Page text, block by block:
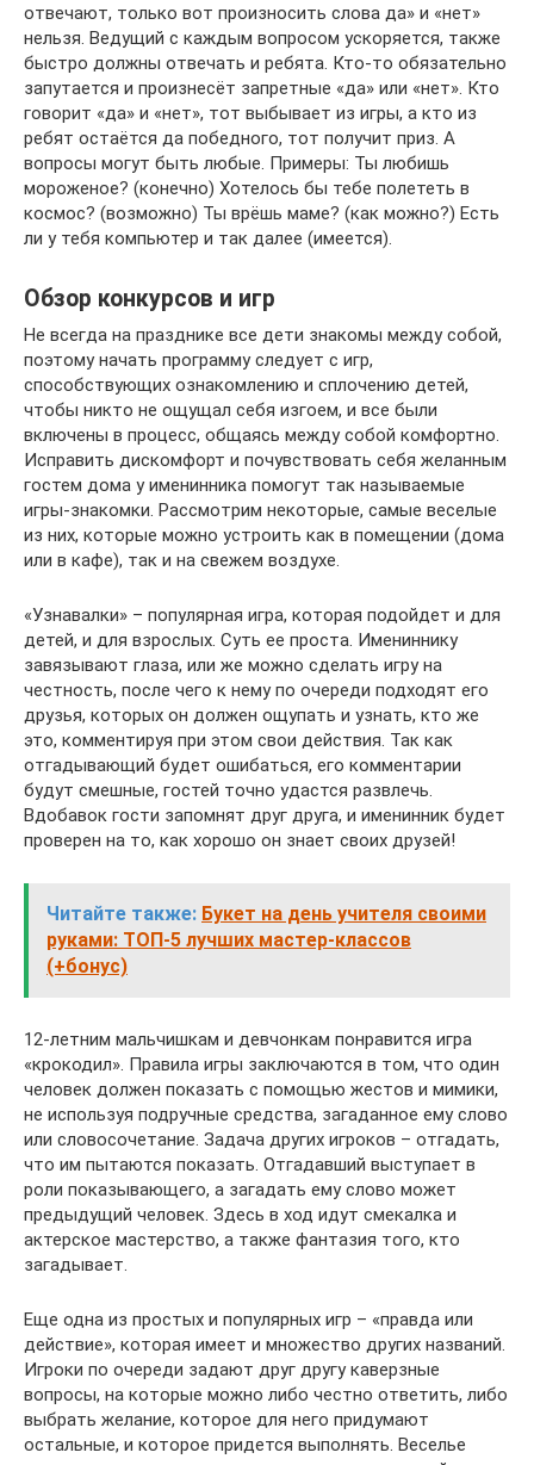
отвечают, только вот произносить слова да» и «нет»
нельзя. Ведущий с каждым вопросом ускоряется, также
быстро должны отвечать и ребята. Кто-то обязательно
запутается и произнесёт запретные «да» или «нет». Кто
говорит «да» и «нет», тот выбывает из игры, а кто из
ребят остаётся да победного, тот получит приз. А
вопросы могут быть любые. Примеры: Ты любишь
мороженое? (конечно) Хотелось бы тебе полететь в
космос? (возможно) Ты врёшь маме? (как можно?) Есть
ли у тебя компьютер и так далее (имеется).
Обзор конкурсов и игр
Не всегда на празднике все дети знакомы между собой,
поэтому начать программу следует с игр,
способствующих ознакомлению и сплочению детей,
чтобы никто не ощущал себя изгоем, и все были
включены в процесс, общаясь между собой комфортно.
Исправить дискомфорт и почувствовать себя желанным
гостем дома у именинника помогут так называемые
игры-знакомки. Рассмотрим некоторые, самые веселые
из них, которые можно устроить как в помещении (дома
или в кафе), так и на свежем воздухе.
«Узнавалки» – популярная игра, которая подойдет и для
детей, и для взрослых. Суть ее проста. Имениннику
завязывают глаза, или же можно сделать игру на
честность, после чего к нему по очереди подходят его
друзья, которых он должен ощупать и узнать, кто же
это, комментируя при этом свои действия. Так как
отгадывающий будет ошибаться, его комментарии
будут смешные, гостей точно удастся развлечь.
Вдобавок гости запомнят друг друга, и именинник будет
проверен на то, как хорошо он знает своих друзей!
Читайте также: Букет на день учителя своими
руками: ТОП-5 лучших мастер-классов
(+бонус)
12-летним мальчишкам и девчонкам понравится игра
«крокодил». Правила игры заключаются в том, что один
человек должен показать с помощью жестов и мимики,
не используя подручные средства, загаданное ему слово
или словосочетание. Задача других игроков – отгадать,
что им пытаются показать. Отгадавший выступает в
роли показывающего, а загадать ему слово может
предыдущий человек. Здесь в ход идут смекалка и
актерское мастерство, а также фантазия того, кто
загадывает.
Еще одна из простых и популярных игр – «правда или
действие», которая имеет и множество других названий.
Игроки по очереди задают друг другу каверзные
вопросы, на которые можно либо честно ответить, либо
выбрать желание, которое для него придумают
остальные, и которое придется выполнять. Веселье